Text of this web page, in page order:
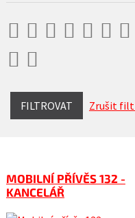
FILTROVAT Zrušit
MOBILNÍ PŘÍVĚS 132 -
KANCELÁŘ